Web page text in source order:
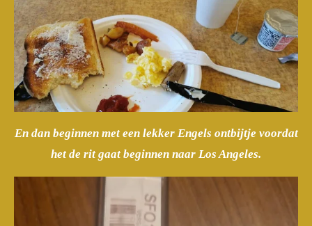
En dan beginnen met een lekker Engels ontbijtje voordat
het de rit gaat beginnen naar Los Angeles.